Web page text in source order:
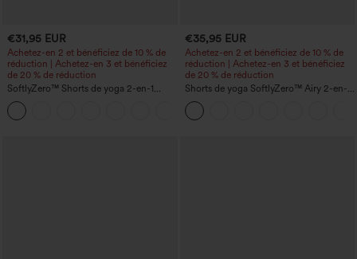
€31,95 EUR
Achetez-en 2 et bénéficiez de 10 % de
réduction | Achetez-en 3 et bénéficiez
de 20 % de réduction
SoftlyZero™ Shorts de yoga 2-en-1
InstantCool, super taille haute, aérés, 5''
avec poches — longueur allongée
€35,95 EUR
Achetez-en 2 et bénéficiez de 10 % de
réduction | Achetez-en 3 et bénéficiez
de 20 % de réduction
Shorts de yoga SoftlyZero™ Airy 2-en-1
InstantCool, super taille haute, 7" avec
poches